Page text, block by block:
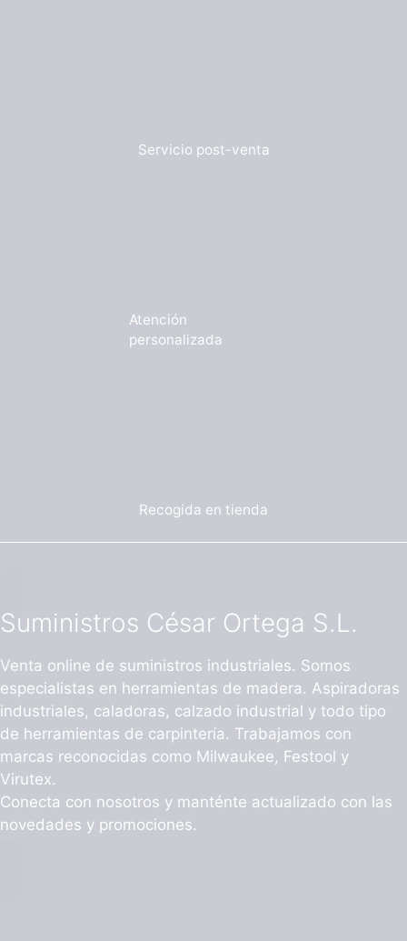
Servicio post-venta
Atención
personalizada
Recogida en tienda
Suministros César Ortega S.L.
Venta online de suministros industriales. Somos
especialistas en herramientas de madera. Aspiradoras
industriales, caladoras, calzado industrial y todo tipo
de herramientas de carpintería. Trabajamos con
marcas reconocidas como Milwaukee, Festool y
Virutex.
Conecta con nosotros y manténte actualizado con las
novedades y promociones.